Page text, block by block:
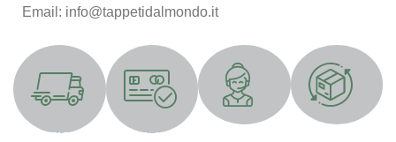
Email: info@tappetidalmondo.it
SPEDIZIONE
Metodi di
Supporto 24/7 Resi gratuiti